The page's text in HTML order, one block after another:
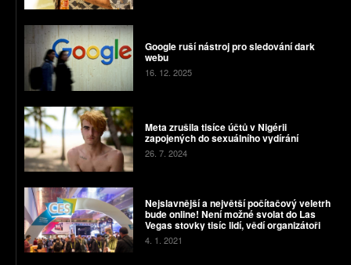
Google ruší nástroj pro sledování dark
webu
16. 12. 2025
Meta zrušila tisíce účtů v Nigérii
zapojených do sexuálního vydírání
26. 7. 2024
Nejslavnější a největší počítačový veletrh
bude online! Není možné svolat do Las
Vegas stovky tisíc lidí, vědí organizátoři
4. 1. 2021